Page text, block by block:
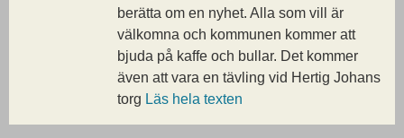
berätta om en nyhet. Alla som vill är
välkomna och kommunen kommer att
bjuda på kaffe och bullar. Det kommer
även att vara en tävling vid Hertig Johans
torg Läs hela texten